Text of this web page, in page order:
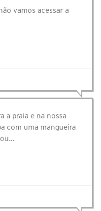
vamos acessar a
a praia e na nossa
com uma mangueira